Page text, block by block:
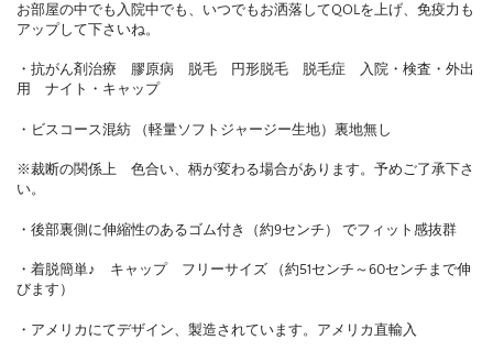
お部屋の中でも入院中でも、いつでもお洒落してQOLを上げ、免疫力も
アップして下さいね。
・抗がん剤治療 膠原病 脱毛 円形脱毛 脱毛症 入院・検査・外出
用 ナイト・キャップ
・ビスコース混紡 （軽量ソフトジャージー生地）裏地無し
※裁断の関係上 色合い、柄が変わる場合があります。予めご了承下さ
い。
・後部裏側に伸縮性のあるゴム付き（約9センチ） でフィット感抜群
・着脱簡単♪ キャップ フリーサイズ （約51センチ～60センチまで伸
びます）
・アメリカにてデザイン、製造されています。アメリカ直輸入